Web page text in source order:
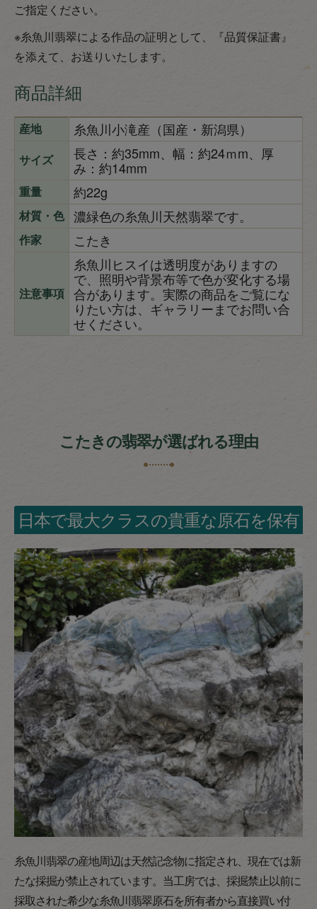
ご指定ください。
※糸魚川翡翠による作品の証明として、『品質保証書』
を添えて、お送りいたします。
商品詳細
産地 糸魚川小滝産（国産・新潟県）
サイズ
長さ：約35mm、幅：約24ｍm、厚
み：約14mm
重量 約22g
材質・色 濃緑色の糸魚川天然翡翠です。
作家 こたき
注意事項
糸魚川ヒスイは透明度がありますの
で、照明や背景布等で色が変化する場
合があります。実際の商品をご覧にな
りたい方は、ギャラリーまでお問い合
せください。
こたきの翡翠が選ばれる理由
日本で最大クラスの貴重な原石を保有
糸魚川翡翠の産地周辺は天然記念物に指定され、現在では新
たな採掘が禁止されています。当工房では、採掘禁止以前に
採取された希少な糸魚川翡翠原石を所有者から直接買い付